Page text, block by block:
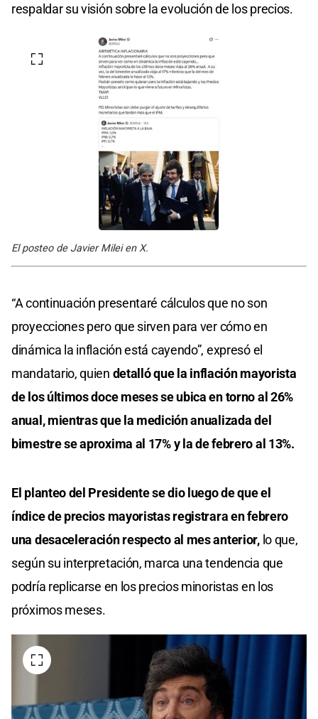
respaldar su visión sobre la evolución de los precios.
El posteo de Javier Milei en X.
“A continuación presentaré cálculos que no son
proyecciones pero que sirven para ver cómo en
dinámica la inflación está cayendo”, expresó el
mandatario, quien detalló que la inflación mayorista
de los últimos doce meses se ubica en torno al 26%
anual, mientras que la medición anualizada del
bimestre se aproxima al 17% y la de febrero al 13%.
El planteo del Presidente se dio luego de que el
índice de precios mayoristas registrara en febrero
una desaceleración respecto al mes anterior,lo que,
según su interpretación, marca una tendencia que
podría replicarse en los precios minoristas en los
próximos meses.